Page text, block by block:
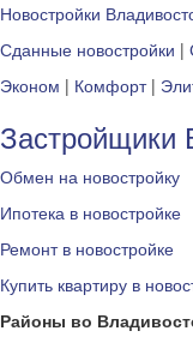
Новостройки
Сданные новостройки |
Эконом | Комфорт|
Застройщики
Обмен на новостройку
Ипотека в новостройке
Ремонт в новостройке
Купить квартиру в
Районы во